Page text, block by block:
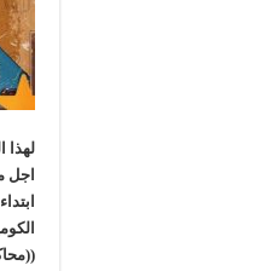
لهذا
اجل